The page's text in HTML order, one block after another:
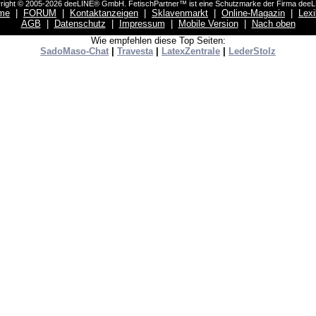
© 2005-2026 deeLINE® GmbH. FetischPartner™ ist eine Schutzmarke der Firma
FORUM Kontaktanzeigen Sklavenmarkt Online-Magazin
AGB
Datenschutz Impressum Mobile Version|
Nach oben
Wie empfehlen diese Top Seiten:
SadoMaso-Chat
Travesta| LatexZentrale LederStolz